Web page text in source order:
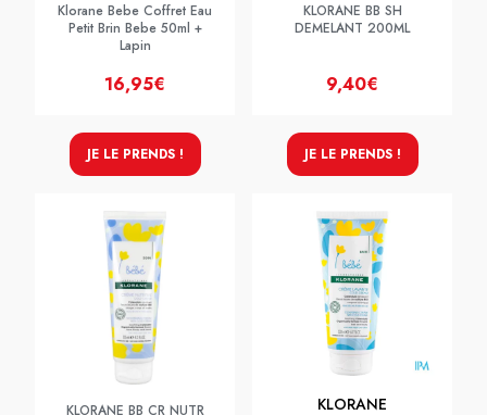
Klorane Bebe Coffret Eau
Petit Brin Bebe 50ml +
Lapin
16,95€
JE LE PRENDS !
KLORANE BB SH
DEMELANT 200ML
9,40€
JE LE PRENDS !
KLORANE BB CR NUTR
KLORANE